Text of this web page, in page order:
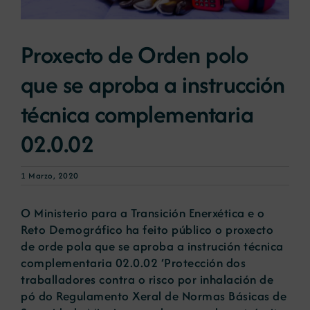
Portal de emprego
Proxecto de Orden polo
que se aproba a instrucción
técnica complementaria
02.0.02
1 Marzo, 2020
O Ministerio para a Transición Enerxética e o
Reto Demográfico ha feito público o proxecto
de orde pola que se aproba a instrución técnica
complementaria 02.0.02 ‘Protección dos
traballadores contra o risco por inhalación de
pó do Regulamento Xeral de Normas Básicas de